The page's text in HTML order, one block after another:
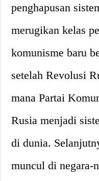
penghapusan
merugikan kelas
komunisme baru
setelah Revolusi
mana Partai
Rusia menjadi
di dunia.
muncul di negara-